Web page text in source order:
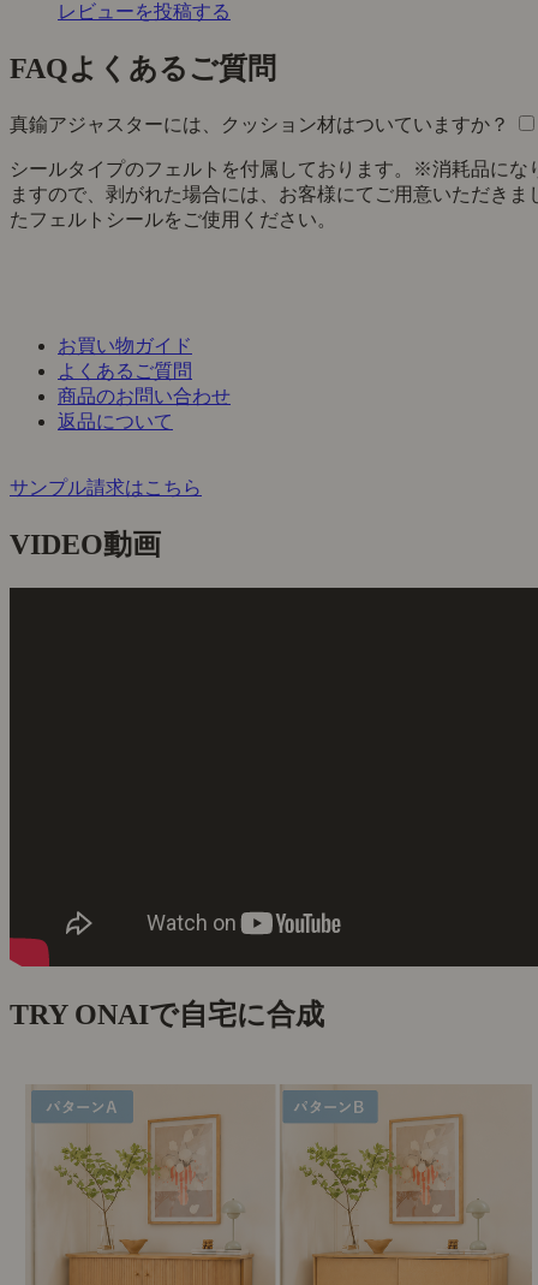
レビューを投稿する
FAQよくあるご質問
真鍮アジャスターには、クッション材はついていますか？
シールタイプのフェルトを付属しております。※消耗品にな
ますので、剥がれた場合には、お客様にてご用意いただきま
たフェルトシールをご使用ください。
お買い物ガイド
よくあるご質問
商品のお問い合わせ
返品について
サンプル請求はこちら
VIDEO動画
TRY ONAIで自宅に合成